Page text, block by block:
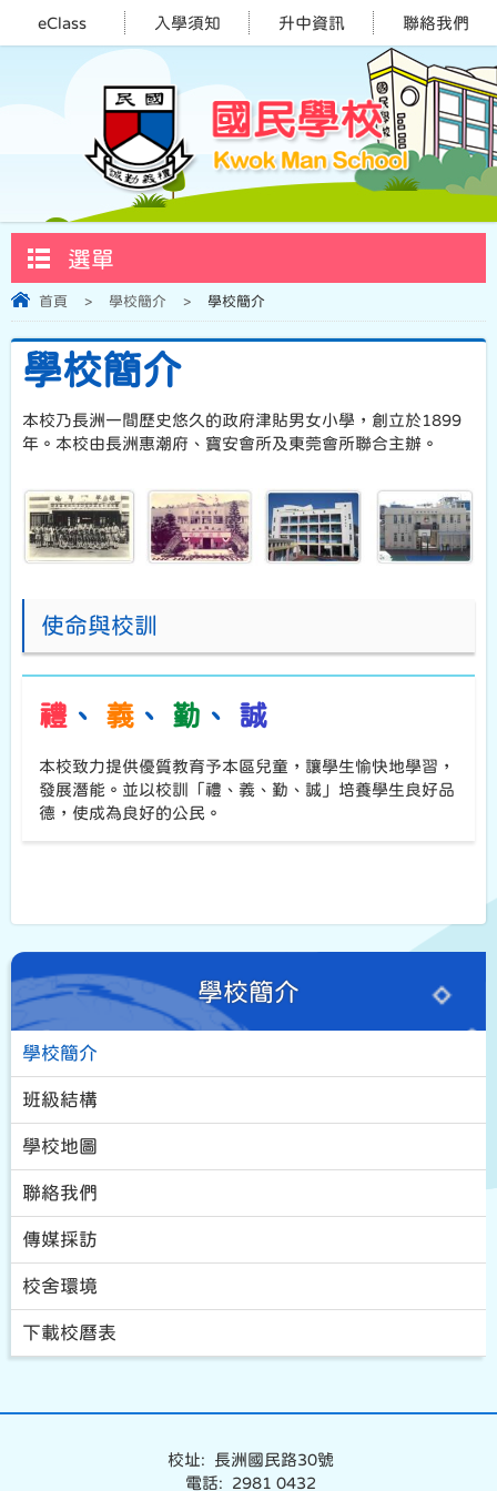
eClass 入學須知 升中資訊 聯絡我們
選單
首頁 > 學校簡介 > 學校簡介
學校簡介
本校乃長洲一間歷史悠久的政府津貼男女小學，創立於1899
年。本校由長洲惠潮府、寶安會所及東莞會所聯合主辦。
使命與校訓
禮 、 義 、 勤 、 誠
本校致力提供優質教育予本區兒童，讓學生愉快地學習，
發展潛能。並以校訓「禮、義、勤、誠」培養學生良好品
德，使成為良好的公民。
學校簡介
學校簡介
班級結構
學校地圖
聯絡我們
傳媒採訪
校舍環境
下載校曆表
校址: 長洲國民路30號
電話: 2981 0432